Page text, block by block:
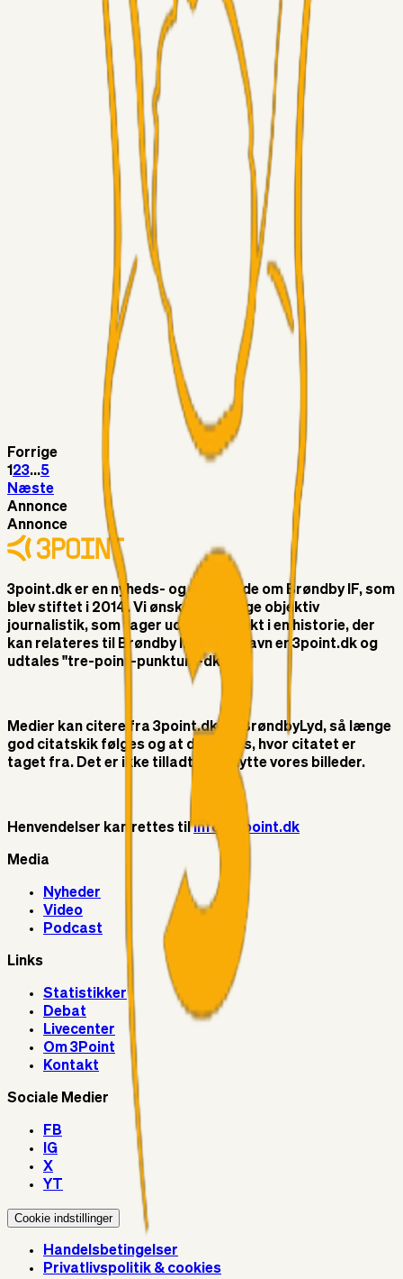
04. aug. 2026
Medie: Tahirovic til Celtic for samlet 6 mio Euro
Superliga-truppen
03. aug. 2026
Kunne Sami Jalal være den næste offensive brik? 🤔💛💙
Superliga-truppen
03. aug. 2026
RasmusStephansen03. aug. 2026
Olti Hyseni, Bliver Brøndbys Største Salg
Nogensinde…..!!!
02. aug. 2026
Sydsiden mid Viborg
Superliga-truppen
Helvede_I_Nord
02. aug. 2026
Forrige
1 23...5
Næste
Annonce
Annonce
3point.dk er en nyheds- og debatside om Brøndby IF, som
blev stiftet i 2014. Vi ønsker at bringe objektiv
journalistik, som tager udgangspunkt i en historie, der
kan relateres til Brøndby IF. Vores navn er 3point.dk og
udtales "tre-point-punktum-dk"
Medier kan citere fra 3point.dk og BrøndbyLyd, så længe
god citatskik følges og at der linkes, hvor citatet er
taget fra. Det er ikke tilladt at benytte vores billeder.
Henvendelser kan rettes tilinfo@3point.dk
Media
Nyheder
Video
Podcast
Links
Statistikker
Debat
Livecenter
Om 3Point
Kontakt
Sociale Medier
FB
IG
X
YT
Cookie indstillinger
Handelsbetingelser
Privatlivspolitik & cookies